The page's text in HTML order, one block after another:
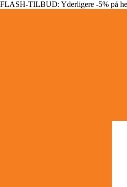
FLASH-TILBUD: Yderligere -5% på